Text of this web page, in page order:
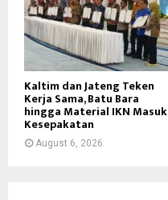
Kaltim dan Jateng Teken
Kerja Sama, Batu Bara
hingga Material IKN Masuk
Kesepakatan
August 6, 2026